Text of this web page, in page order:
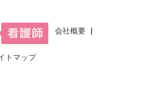
会社概要
トマップ